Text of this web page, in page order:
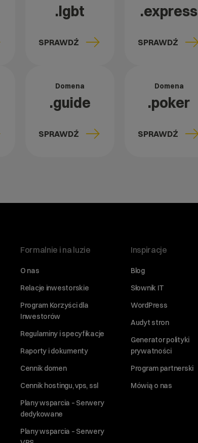
.lgbt
SPRAWDŹ
.express
SPRAWDŹ
Domena
.guide
SPRAWDŹ
Domena
.poker
SPRAWDŹ
Formalnie i na luzie
O nas
Relacje inwestorskie
Program Korzyści dla
Inwestorów
Regulaminy i specyfikacje
Raporty i dokumenty
Cennik domen
Cennik hostingu, vps, ssl
Plany wsparcia – Serwery
dedykowane
Plany wsparcia – Serwery
Inspiracje
Blog
Słownik IT
WordPress
Audyt stron
Generator polityki
prywatności
Program partnerski
Mówią o nas